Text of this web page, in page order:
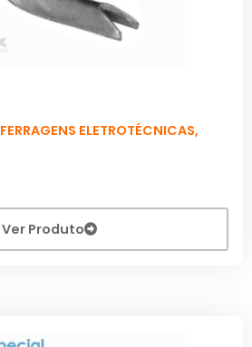
FERRAGENS ELETROTÉCNICAS,
Ver Produto